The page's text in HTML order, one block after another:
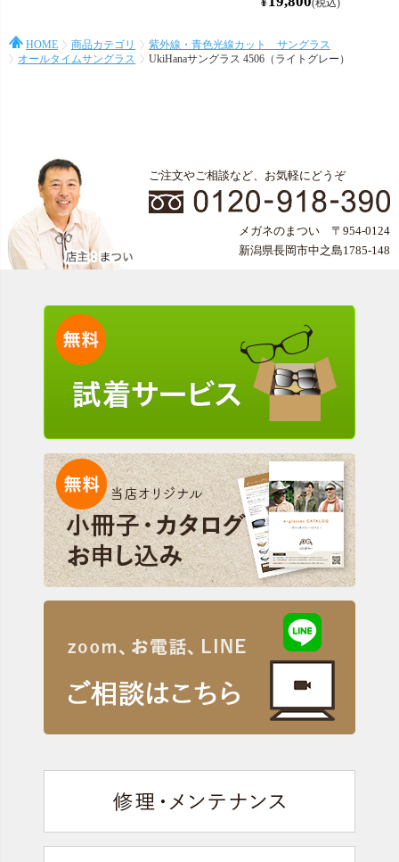
税込
HOME 商品カテゴリ
紫外線・青色光線カット サングラス
オールタイムサングラス
UkiHanaサングラス 4506（ライトグレー）
ご注文やご相談など、お気軽にどうぞ
メガネのまつい 〒954-0124
新潟県長岡市中之島1785-148